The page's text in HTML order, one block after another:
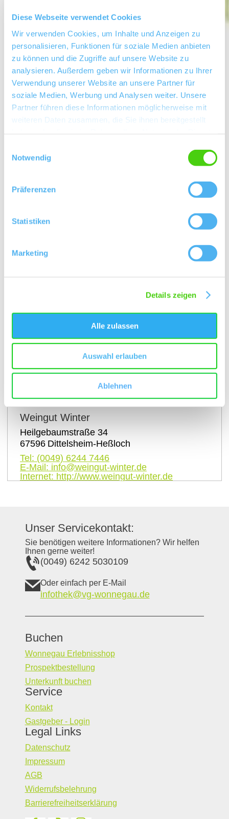
Diese Webseite verwendet Cookies
Wir verwenden Cookies, um Inhalte und Anzeigen zu
personalisieren, Funktionen für soziale Medien anbieten
zu können und die Zugriffe auf unsere Website zu
analysieren. Außerdem geben wir Informationen zu Ihrer
Verwendung unserer Website an unsere Partner für
soziale Medien, Werbung und Analysen weiter. Unsere
Partner führen diese Informationen möglicherweise mit
weiteren Daten zusammen, die Sie ihnen bereitgestellt
Notwendig
Präferenzen
Statistiken
Marketing
Details zeigen
Alle zulassen
Auswahl erlauben
Ablehnen
Weingut Winter
auf Karte anzeigen
Kontaktinformationen:
Weingut Winter
Heilgebaumstraße 34
67596 Dittelsheim-Heßloch
Tel: (0049) 6244 7446
E-Mail: info@weingut-winter.de
Internet: http://www.weingut-winter.de
Unser Servicekontakt:
Sie benötigen weitere Informationen? Wir helfen
Ihnen gerne weiter!
(0049) 6242 5030109
Oder einfach per E-Mail
infothek@vg-wonnegau.de
Buchen
Wonnegau Erlebnisshop
Prospektbestellung
Unterkunft buchen
Service
Kontakt
Gastgeber - Login
Legal Links
Datenschutz
Impressum
AGB
Widerrufsbelehrung
Barrierefreiheitserklärung